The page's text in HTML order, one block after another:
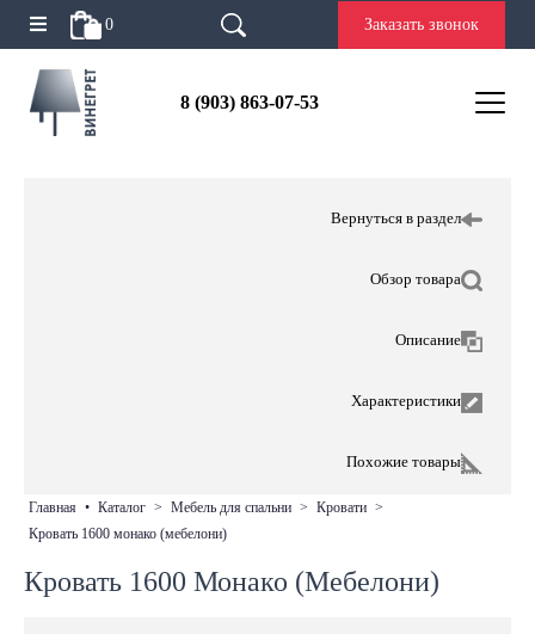
0 Заказать звонок
8 (903) 863-07-53
Вернуться в раздел
Обзор товара
Описание
Характеристики
Похожие товары
главная • каталог > мебель для спальни > кровати >
кровать 1600 монако (мебелони)
Кровать 1600 Монако (Мебелони)